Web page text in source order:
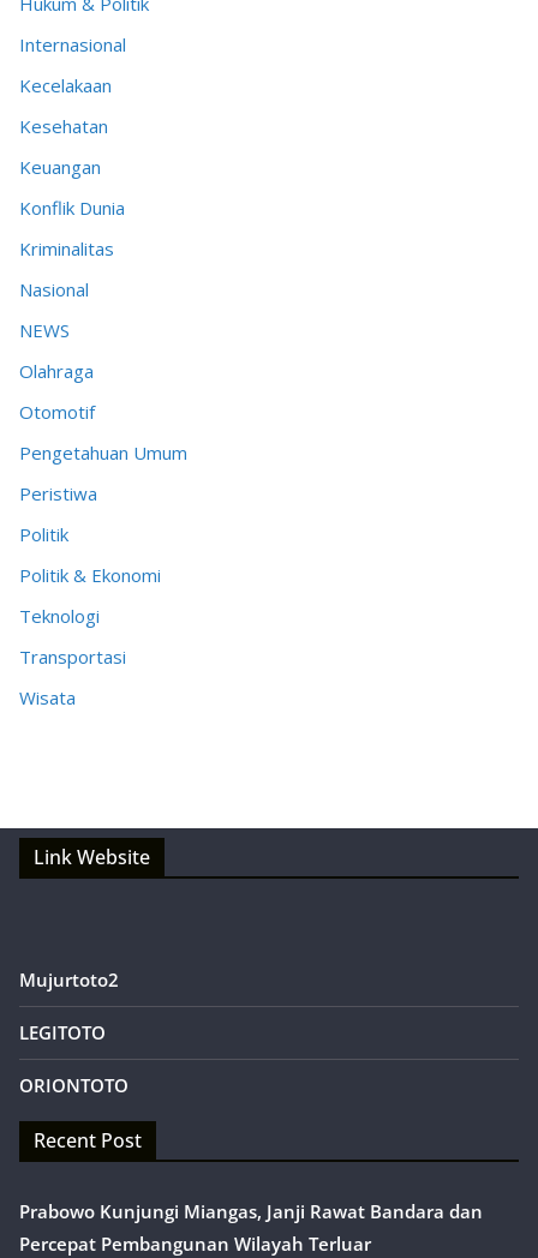
Internasional
Kecelakaan
Kesehatan
Keuangan
Konflik Dunia
Kriminalitas
Nasional
NEWS
Olahraga
Otomotif
Pengetahuan Umum
Peristiwa
Politik
Politik & Ekonomi
Teknologi
Transportasi
Wisata
Link Website
Mujurtoto2
LEGITOTO
ORIONTOTO
Recent Post
Prabowo Kunjungi Miangas, Janji Rawat Bandara dan
Percepat Pembangunan Wilayah Terluar